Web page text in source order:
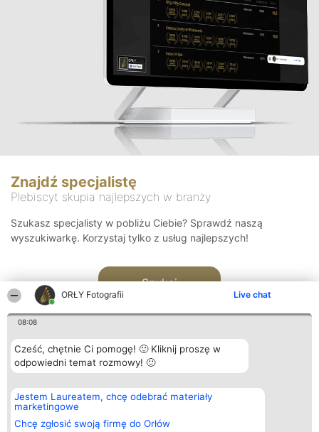
ORŁY Fotografii Live chat
08:08
Cześć, chętnie Ci pomogę! 🙂 Kliknij proszę w
odpowiedni temat rozmowy! 🙂
Jestem Laureatem, chcę odebrać materiały
marketingowe
Chcę zgłosić swoją firmę do Orłów
Znajdź specjalistę
Plebiscyt skupia najlepszych w branży
Szukasz specjalisty w pobliżu Ciebie? Sprawdź naszą
wyszukiwarkę. Korzystaj tylko z usług najlepszych!
Szukaj
Organizator plebiscytu
Bright Side Solutions sp. z o.
o. sp. k.
ul. Ruska 22
Wrocław 50-079
Plebiscyt
Laureaci
wszystkich
Laureatów
Kontakt
Kontakt